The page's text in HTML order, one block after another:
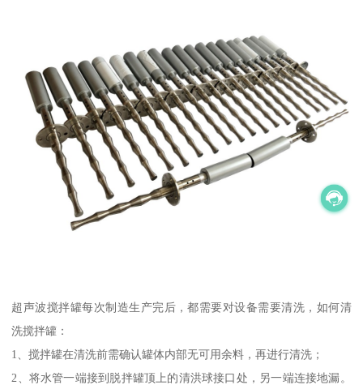
超声波搅拌罐每次制造生产完后，都需要对设备需要清洗，如何清
洗搅拌罐：
1、搅拌罐在清洗前需确认罐体内部无可用余料，再进行清洗；
2、将水管一端接到脱拌罐顶上的清洪球接口处，另一端连接地漏。